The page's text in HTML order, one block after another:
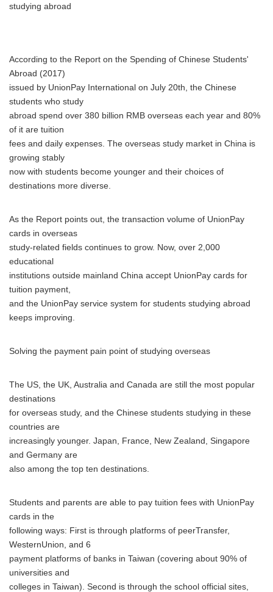
studying abroad
According to the Report on the Spending of Chinese Students'
Abroad (2017)
issued by UnionPay International on July 20th, the Chinese
students who study
abroad spend over 380 billion RMB overseas each year and 80%
of it are tuition
fees and daily expenses. The overseas study market in China is
growing stably
now with students become younger and their choices of
destinations more diverse.
As the Report points out, the transaction volume of UnionPay
cards in overseas
study-related fields continues to grow. Now, over 2,000
educational
institutions outside mainland China accept UnionPay cards for
tuition payment,
and the UnionPay service system for students studying abroad
keeps improving.
Solving the payment pain point of studying overseas
The US, the UK, Australia and Canada are still the most popular
destinations
for overseas study, and the Chinese students studying in these
countries are
increasingly younger. Japan, France, New Zealand, Singapore
and Germany are
also among the top ten destinations.
Students and parents are able to pay tuition fees with UnionPay
cards in the
following ways: First is through platforms of peerTransfer,
WesternUnion, and 6
payment platforms of banks in Taiwan (covering about 90% of
universities and
colleges in Taiwan). Second is through the school official sites,